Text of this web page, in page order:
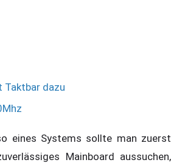
Taktbar dazu
eines Systems sollte man zuerst
Mainboard aussuchen,